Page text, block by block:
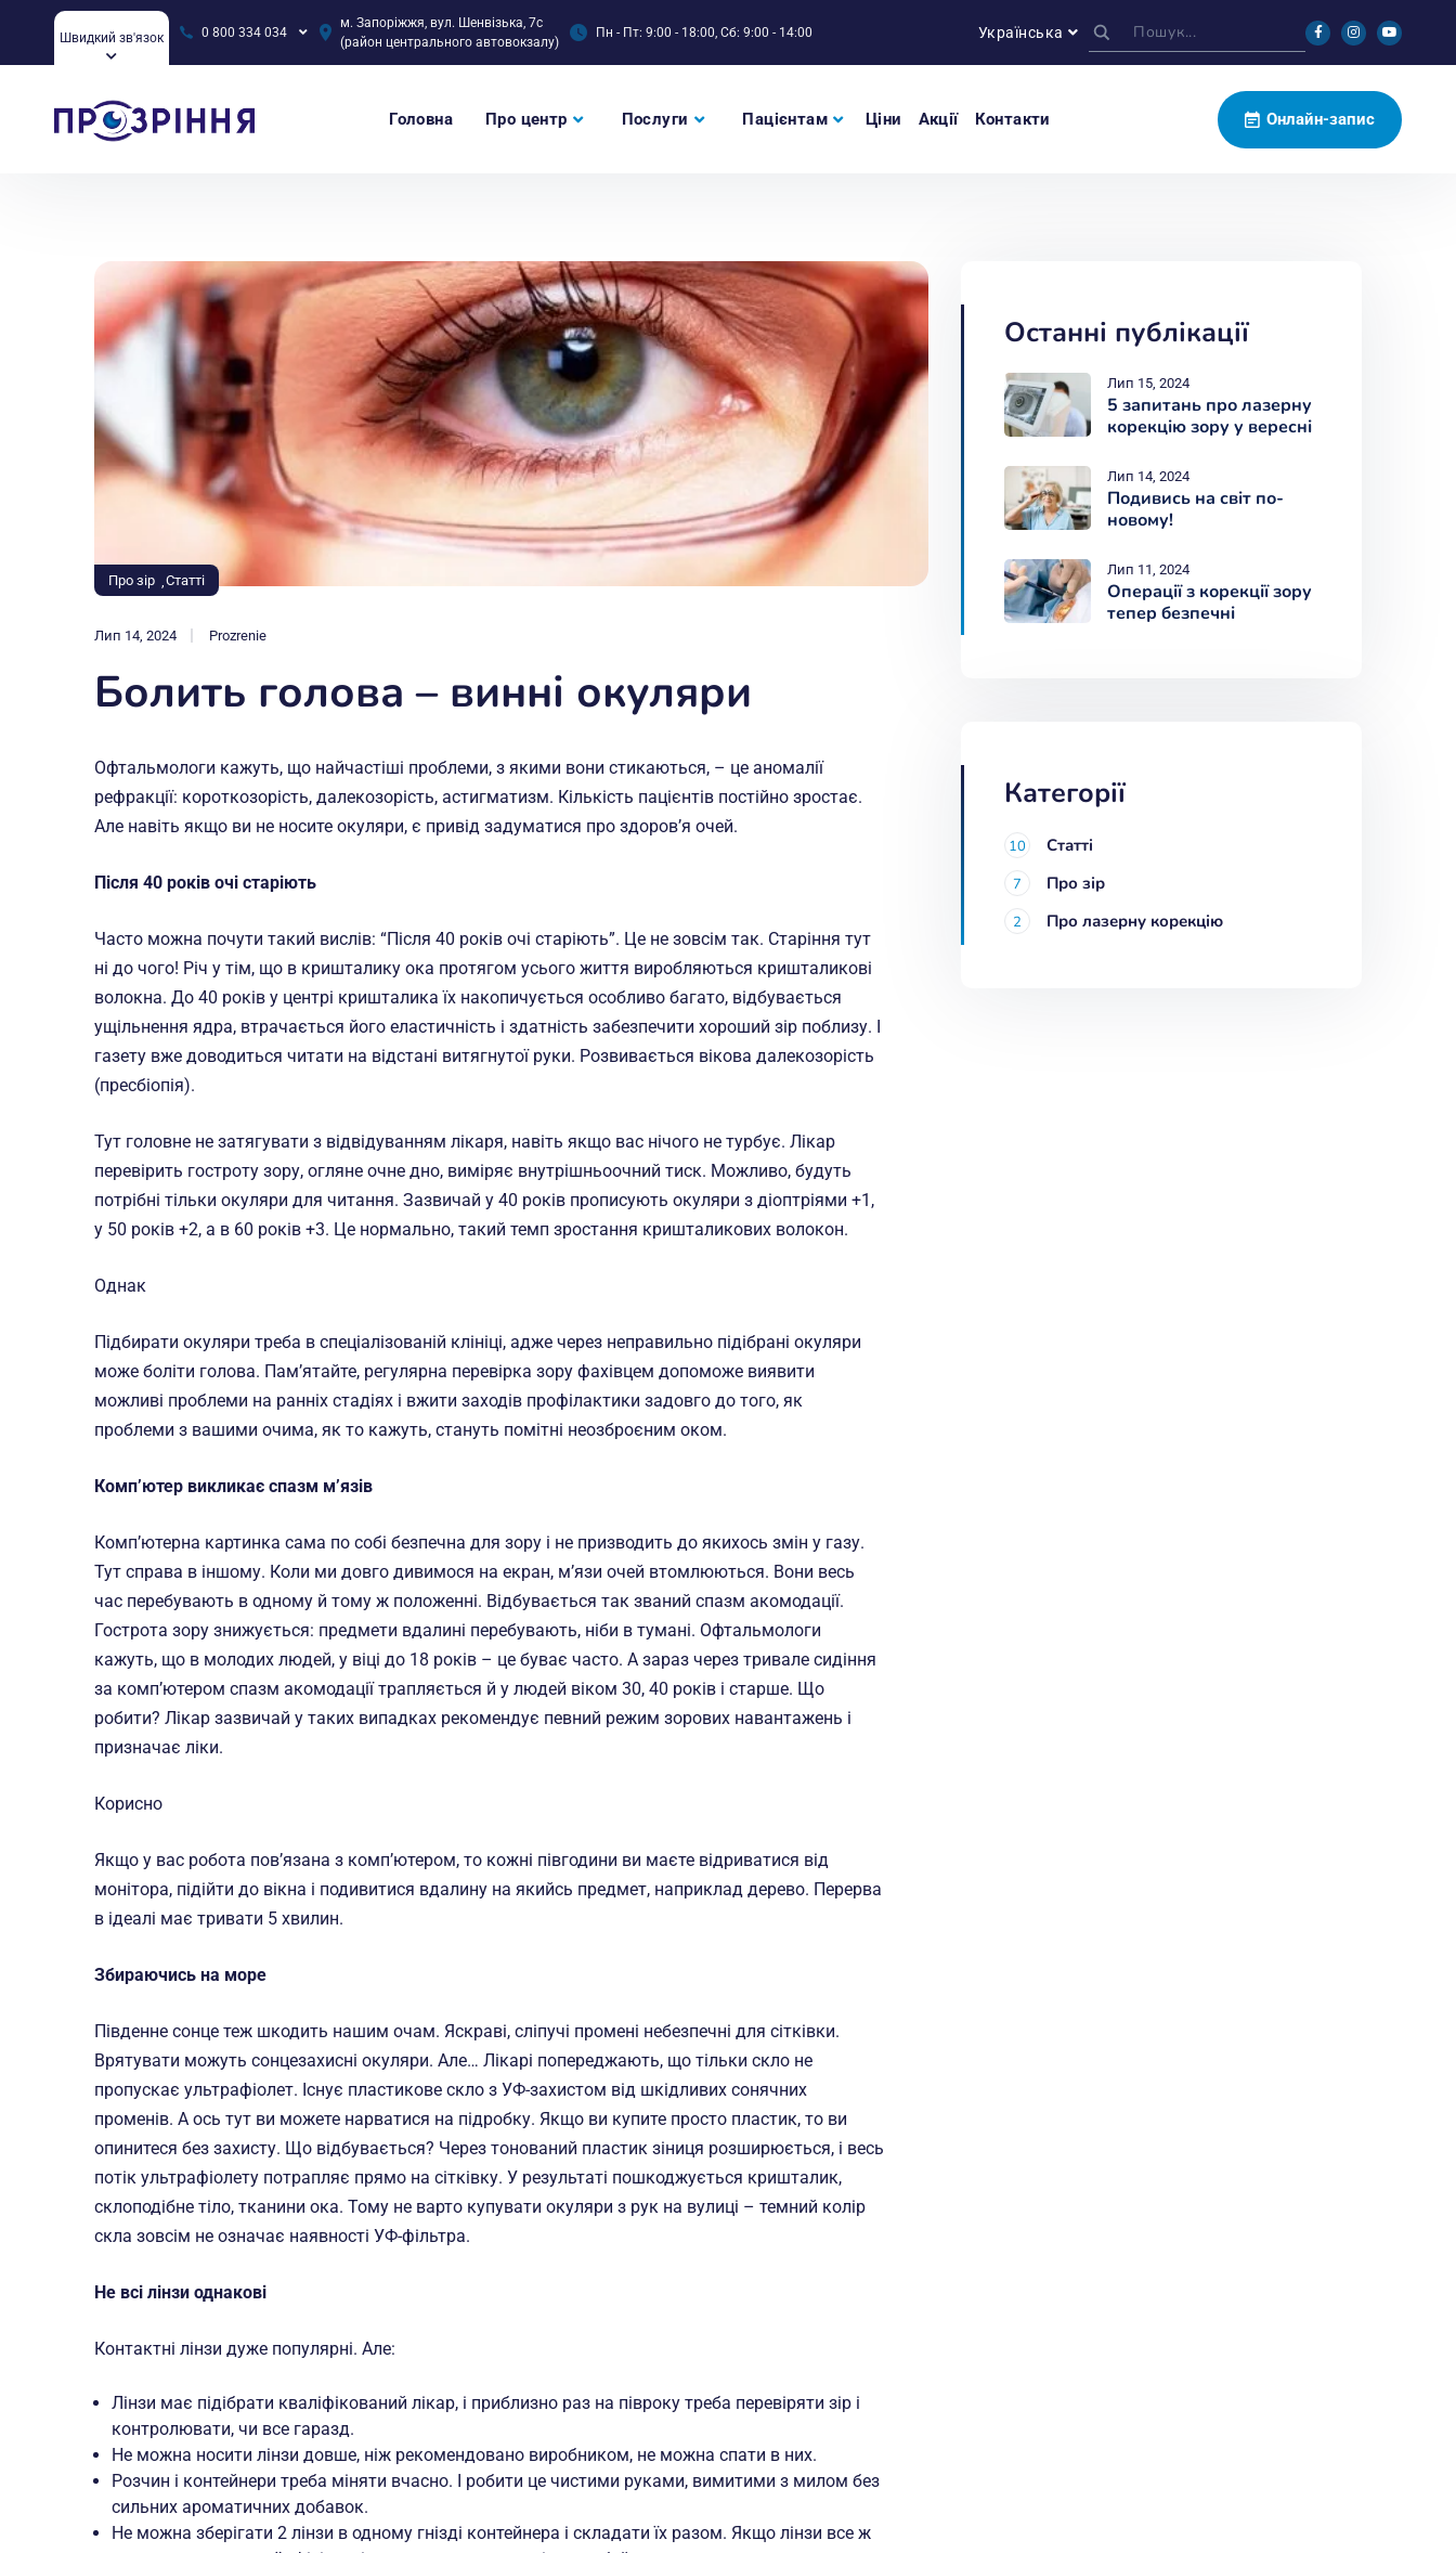
Швидкий зв'язок 0 800 334 034
м. Запоріжжя, вул. Шенвізька, 7с
(район центрального автовокзалу)
Пн - Пт: 9:00 - 18:00, Сб: 9:00 - 14:00 Українська
Головна Про центр Послуги Пацієнтам Ціни Акції Контакти Онлайн-запис
Про зір Статті
Лип 14, 2024 Prozrenie
Болить голова – винні окуляри
Офтальмологи кажуть, що найчастіші проблеми, з якими вони стикаються, – це аномалії
рефракції: короткозорість, далекозорість, астигматизм. Кількість пацієнтів постійно зростає.
Але навіть якщо ви не носите окуляри, є привід задуматися про здоров’я очей.
Після 40 років очі старіють
Часто можна почути такий вислів: “Після 40 років очі старіють”. Це не зовсім так. Старіння тут
ні до чого! Річ у тім, що в кришталику ока протягом усього життя виробляються кришталикові
волокна. До 40 років у центрі кришталика їх накопичується особливо багато, відбувається
ущільнення ядра, втрачається його еластичність і здатність забезпечити хороший зір поблизу. І
газету вже доводиться читати на відстані витягнутої руки. Розвивається вікова далекозорість
(пресбіопія).
Тут головне не затягувати з відвідуванням лікаря, навіть якщо вас нічого не турбує. Лікар
перевірить гостроту зору, огляне очне дно, виміряє внутрішньоочний тиск. Можливо, будуть
потрібні тільки окуляри для читання. Зазвичай у 40 років прописують окуляри з діоптріями +1,
у 50 років +2, а в 60 років +3. Це нормально, такий темп зростання кришталикових волокон.
Однак
Підбирати окуляри треба в спеціалізованій клініці, адже через неправильно підібрані окуляри
може боліти голова. Пам’ятайте, регулярна перевірка зору фахівцем допоможе виявити
можливі проблеми на ранніх стадіях і вжити заходів профілактики задовго до того, як
проблеми з вашими очима, як то кажуть, стануть помітні неозброєним оком.
Комп’ютер викликає спазм м’язів
Комп’ютерна картинка сама по собі безпечна для зору і не призводить до якихось змін у газу.
Тут справа в іншому. Коли ми довго дивимося на екран, м’язи очей втомлюються. Вони весь
час перебувають в одному й тому ж положенні. Відбувається так званий спазм акомодації.
Гострота зору знижується: предмети вдалині перебувають, ніби в тумані. Офтальмологи
кажуть, що в молодих людей, у віці до 18 років – це буває часто. А зараз через тривале сидіння
за комп’ютером спазм акомодації трапляється й у людей віком 30, 40 років і старше. Що
робити? Лікар зазвичай у таких випадках рекомендує певний режим зорових навантажень і
призначає ліки.
Корисно
Якщо у вас робота пов’язана з комп’ютером, то кожні півгодини ви маєте відриватися від
монітора, підійти до вікна і подивитися вдалину на якийсь предмет, наприклад дерево. Перерва
в ідеалі має тривати 5 хвилин.
Збираючись на море
Південне сонце теж шкодить нашим очам. Яскраві, сліпучі промені небезпечні для сітківки.
Врятувати можуть сонцезахисні окуляри. Але… Лікарі попереджають, що тільки скло не
пропускає ультрафіолет. Існує пластикове скло з УФ-захистом від шкідливих сонячних
променів. А ось тут ви можете нарватися на підробку. Якщо ви купите просто пластик, то ви
опинитеся без захисту. Що відбувається? Через тонований пластик зіниця розширюється, і весь
потік ультрафіолету потрапляє прямо на сітківку. У результаті пошкоджується кришталик,
склоподібне тіло, тканини ока. Тому не варто купувати окуляри з рук на вулиці – темний колір
скла зовсім не означає наявності УФ-фільтра.
Не всі лінзи однакові
Контактні лінзи дуже популярні. Але:
Лінзи має підібрати кваліфікований лікар, і приблизно раз на півроку треба перевіряти зір і
контролювати, чи все гаразд.
Не можна носити лінзи довше, ніж рекомендовано виробником, не можна спати в них.
Розчин і контейнери треба міняти вчасно. І робити це чистими руками, вимитими з милом без
сильних ароматичних добавок.
Не можна зберігати 2 лінзи в одному гнізді контейнера і складати їх разом. Якщо лінзи все ж
Останні публікації
Лип 15, 2024
5 запитань про лазерну
корекцію зору у вересні
Лип 14, 2024
Подивись на світ по-
новому!
Лип 11, 2024
Операції з корекції зору
тепер безпечні
Категорії
10 Статті
7 Про зір
2 Про лазерну корекцію